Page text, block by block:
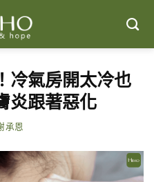
冷氣房開太冷也
炎跟著惡化
承恩